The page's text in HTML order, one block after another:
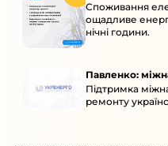
Споживання
ощадливе
нічні години.
Павленко:
Підтримка
ремонту